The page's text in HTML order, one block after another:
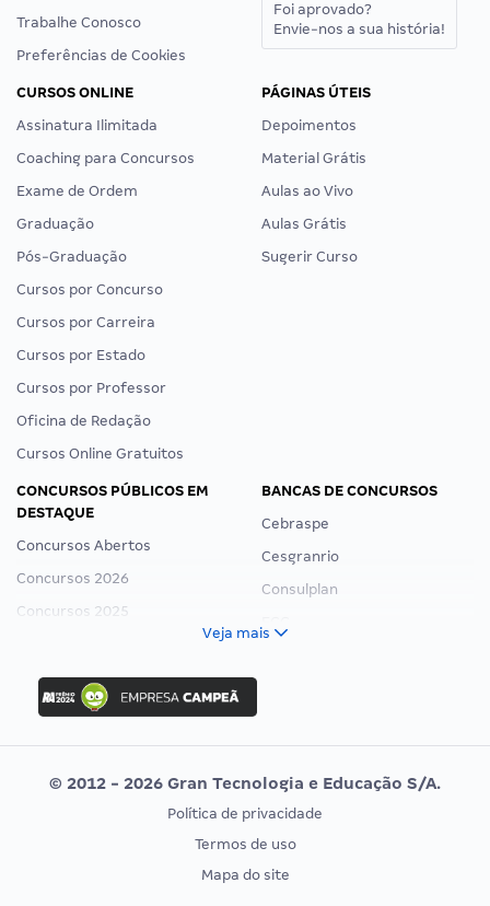
Trabalhe Conosco
Preferências de Cookies
Foi aprovado?
Envie-nos a sua história!
CURSOS ONLINE
Assinatura Ilimitada
Coaching para Concursos
Exame de Ordem
Graduação
Pós-Graduação
Cursos por Concurso
Cursos por Carreira
Cursos por Estado
Cursos por Professor
Oficina de Redação
Cursos Online Gratuitos
PÁGINAS ÚTEIS
Depoimentos
Material Grátis
Aulas ao Vivo
Aulas Grátis
Sugerir Curso
CONCURSOS PÚBLICOS EM
DESTAQUE
Concursos Abertos
Concursos 2026
Concursos 2025
Concurso Ibama
Concurso MPU
Editais publicados
BANCAS DE CONCURSOS
Cebraspe
Cesgranrio
Consulplan
Vunesp
CONCURSOS POR PROFISSÃO
EXAME DE ORDEM
Veja mais
© 2012 - 2026 Gran Tecnologia e Educação S/A.
Política de privacidade
Termos de uso
Mapa do site